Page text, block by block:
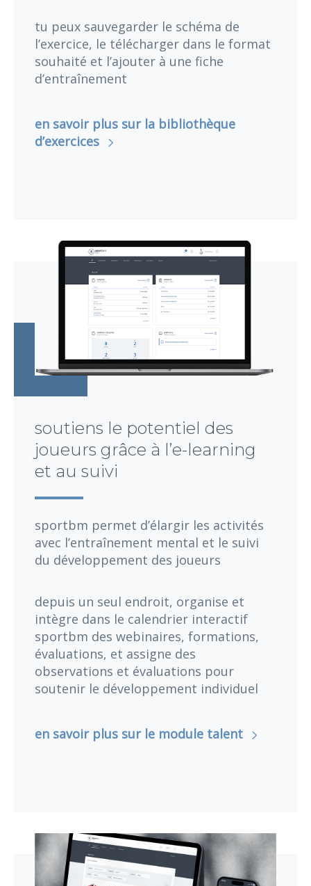
tu peux sauvegarder le schéma de
l’exercice, le télécharger dans le format
souhaité et l’ajouter à une fiche
d’entraînement
en savoir plus sur la bibliothèque
d’exercices
soutiens le potentiel des
joueurs grâce à l’e-learning
et au suivi
sportbm permet d’élargir les activités
avec l’entraînement mental et le suivi
du développement des joueurs
depuis un seul endroit, organise et
intègre dans le calendrier interactif
sportbm des webinaires, formations,
évaluations, et assigne des
observations et évaluations pour
soutenir le développement individuel
en savoir plus sur le module talent